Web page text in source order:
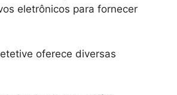
eletrônicos para fornecer
oferece diversas